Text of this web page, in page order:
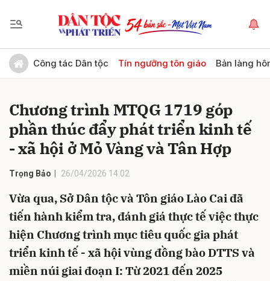
Công tác Dân tộc Tín ngưỡng tôn giáo Bản làng
Chương trình MTQG 1719 góp
phần thúc đẩy phát triển kinh tế
- xã hội ở Mỏ Vàng và Tân Hợp
Trọng Bảo 26/04/2026 14:02
Vừa qua, Sở Dân tộc và Tôn giáo Lào Cai đã
tiến hành kiểm tra, đánh giá thực tế việc thực
hiện Chương trình mục tiêu quốc gia phát
triển kinh tế - xã hội vùng đồng bào DTTS và
miền núi giai đoạn I: Từ 2021 đến 2025
Gửi bình luận